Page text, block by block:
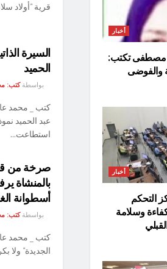
قرية "أولاد
السيرة
الحميد
بواسطة كتب:
كتب _ محمد
عبد الحميد
استطاعت...
صرخة من
بالمنشاة
أسطوانة
بواسطة كتب:
كتب _ محمد
الجديدة" ولا
أخبار
مصطفى تكتب:
والفوضى
أخبار
التحكم
وسلامة